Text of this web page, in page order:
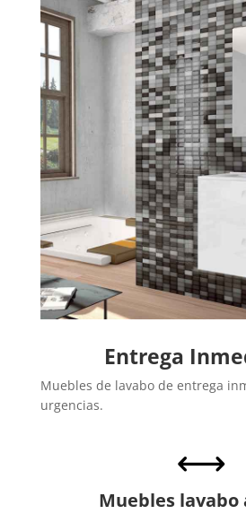
Entrega
Muebles de lavabo de entrega
urgencias.
,
Muebles lavabo